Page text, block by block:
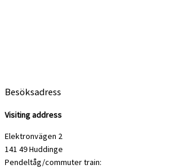
Besöksadress
Visiting address
Elektronvägen 2
141 49 Huddinge
Pendeltåg/commuter train: